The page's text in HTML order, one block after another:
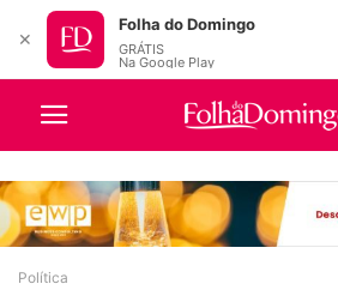
Política
✕
Folha do Domingo
GRÁTIS
Na Google Play